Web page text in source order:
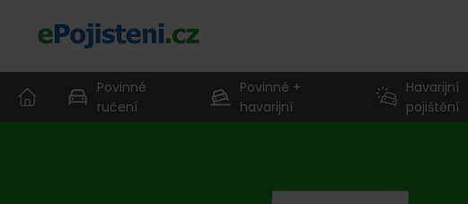
Povinné
ručení
Povinné +
havarijní
Havarijní
pojištění